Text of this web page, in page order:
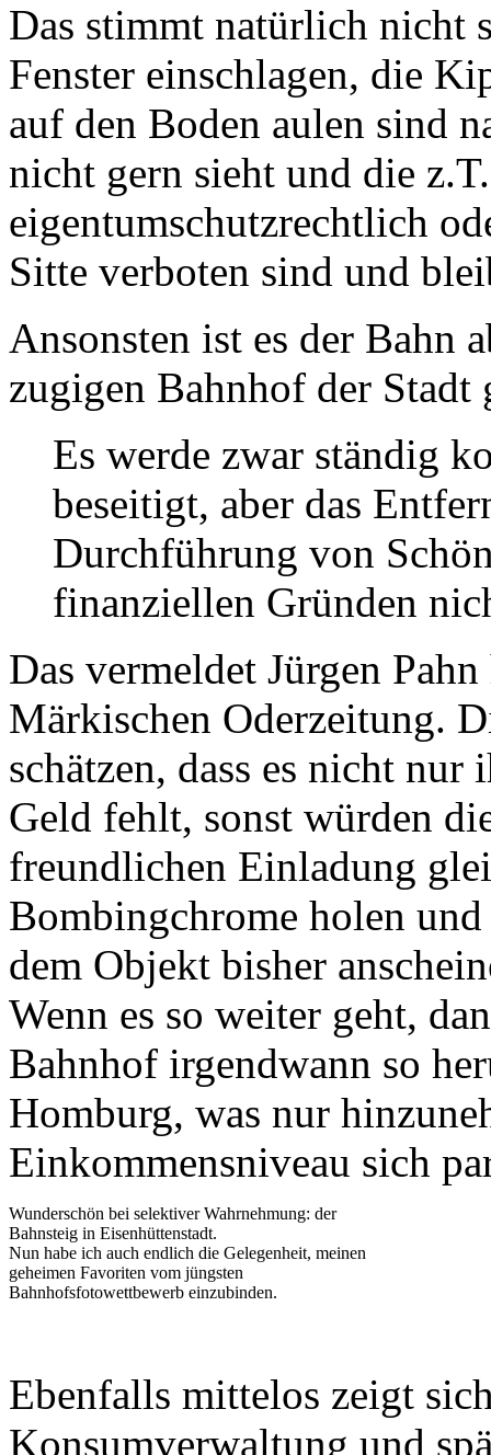
Das stimmt natürlich nicht
Fenster einschlagen, die
auf den Boden aulen sind
nicht gern sieht und die
eigentumschutzrechtlich
Sitte verboten sind und
Ansonsten ist es der Bahn
zugigen Bahnhof der Stadt
Es werde zwar ständig
beseitigt, aber das
Durchführung von
finanziellen Gründen
Das vermeldet Jürgen
Märkischen Oderzeitung.
schätzen, dass es nicht nur
Geld fehlt, sonst würden
freundlichen Einladung
Bombingchrome holen
dem Objekt bisher
Wenn es so weiter geht,
Bahnhof irgendwann so
Homburg, was nur
Einkommensniveau sich
Wunderschön bei selektiver Wahrnehmung: der
Bahnsteig in Eisenhüttenstadt.
Nun habe ich auch endlich die Gelegenheit, meinen
geheimen Favoriten vom jüngsten
Bahnhofsfotowettbewerb einzubinden.
Ebenfalls mittelos zeigt
Konsumverwaltung und